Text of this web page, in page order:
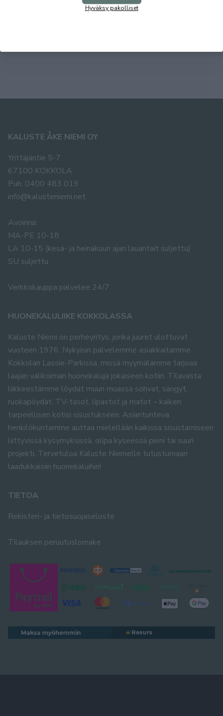
KALUSTE ÅKE NIEMI OY
Yrittäjäntie 5-7
67100 KOKKOLA
Puh. 0400 483 019
info@kalusteniemi.net
Avoinna:
MA-PE 10-18
LA 10-15 (kesä- ja heinäkuun ajan lauantait suljettu)
SU suljettu
Verkkokauppa palvelee 24/7
HUONEKALULIIKE KOKKOLASSA
Kaluste Niemi on perheyritys, jonka juuret ulottuvat
vuoteen 1976. Nykyisin palvelemme asiakkaitamme
Kokkolan Lassie-Parkissa, missä myymälämme tarjoaa
laajan valikoiman huonekaluja jokaiseen kotiin. Tilavasta
liikkeestämme löydät muun muassa sohvat, sängyt,
ruokapöydät, TV-tasot, lipastot ja matot – kaiken
tarpeellisen kotisi sisustukseen. Asiantunteva
henkilökuntamme auttaa mielellään kaikissa sisustamiseen
liittyvissä kysymyksissä, olipa kyseessä pieni tai suuri
projekti. Tervetuloa Kaluste Niemelle tutustumaan
laadukkaisiin huonekaluihin!
TIETOA
Rekisteri- ja tietosuojaseloste
Tilauksen peruutuslomake
Hyväksy pakolliset